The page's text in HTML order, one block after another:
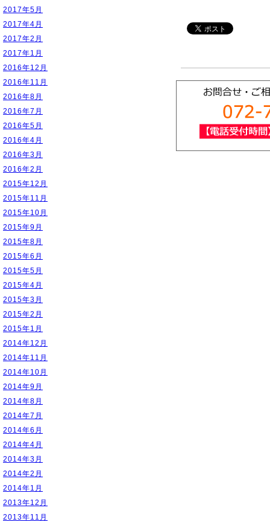
2017年5月
2017年4月
2017年2月
2017年1月
2016年12月
2016年11月
2016年8月
2016年7月
2016年5月
2016年4月
2016年3月
2016年2月
2015年12月
2015年11月
2015年10月
2015年9月
2015年8月
2015年6月
2015年5月
2015年4月
2015年3月
2015年2月
2015年1月
2014年12月
2014年11月
2014年10月
2014年9月
2014年8月
2014年7月
2014年6月
2014年4月
2014年3月
2014年2月
2014年1月
2013年12月
2013年11月